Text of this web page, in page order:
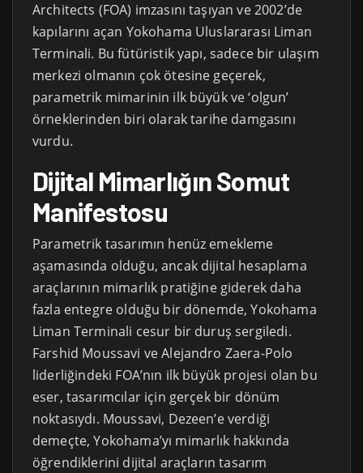
Architects (FOA) imzasını taşıyan ve 2002’de
kapılarını açan Yokohama Uluslararası Liman
Terminali. Bu fütüristik yapı, sadece bir ulaşım
merkezi olmanın çok ötesine geçerek,
parametrik mimarinin ilk büyük ve ‘olgun’
örneklerinden biri olarak tarihe damgasını
vurdu.
Dijital Mimarlığın Somut
Manifestosu
Parametrik tasarımın henüz emekleme
aşamasında olduğu, ancak dijital hesaplama
araçlarının mimarlık pratiğine giderek daha
fazla entegre olduğu bir dönemde, Yokohama
Liman Terminali cesur bir duruş sergiledi.
Farshid Moussavi ve Alejandro Zaera-Polo
liderliğindeki FOA’nın ilk büyük projesi olan bu
eser, tasarımcılar için gerçek bir dönüm
noktasıydı. Moussavi, Dezeen’e verdiği
demeçte, Yokohama’yı mimarlık hakkında
öğrendiklerini dijital araçların tasarım